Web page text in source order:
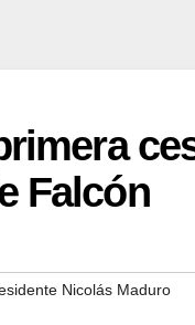
Falcón
Nicolás Maduro